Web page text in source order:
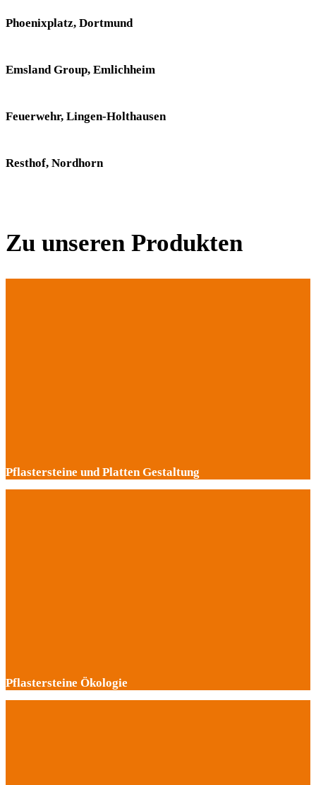
Phoenixplatz, Dortmund
Emsland Group, Emlichheim
Feuerwehr, Lingen-Holthausen
Resthof, Nordhorn
Zu unseren Produkten
Pflastersteine und Platten Gestaltung
Pflastersteine Ökologie